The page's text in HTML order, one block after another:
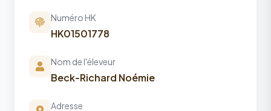
Numéro HK
HK01501778
Nom de l'éleveur
Beck-Richard Noémie
Adresse